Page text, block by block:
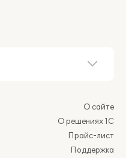
О сайте
О решениях 1С
Прайс-лист
Поддержка